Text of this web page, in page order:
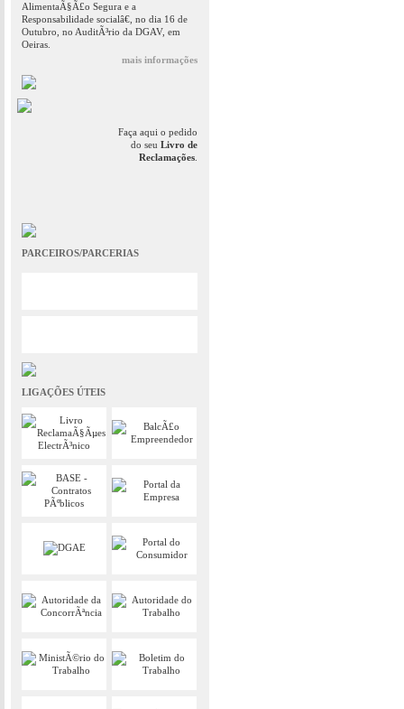
AlimentaÃ§Ã£o Segura e a
Responsabilidade socialâ€, no dia 16 de
Outubro, no AuditÃ³rio da DGAV, em
Oeiras.
mais informações
Faça aqui o pedido
do seu Livro de
Reclamações
PARCEIROS/PARCERIAS
LIGAÇÕES ÚTEIS